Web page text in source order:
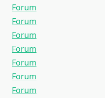
Forum
Forum
Forum
Forum
Forum
Forum
Forum